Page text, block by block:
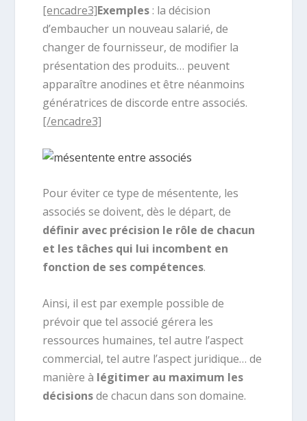
[encadre3]Exemples : la décision
d’embaucher un nouveau salarié, de
changer de fournisseur, de modifier la
présentation des produits… peuvent
apparaître anodines et être néanmoins
génératrices de discorde entre associés.
[/encadre3]
Pour éviter ce type de mésentente, les
associés se doivent, dès le départ, de
définir avec précision le rôle de chacun
et les tâches qui lui incombent en
fonction de ses compétences.
Ainsi, il est par exemple possible de
prévoir que tel associé gérera les
ressources humaines, tel autre l’aspect
commercial, tel autre l’aspect juridique… de
manière à légitimer au maximum les
décisionsde chacun dans son domaine.